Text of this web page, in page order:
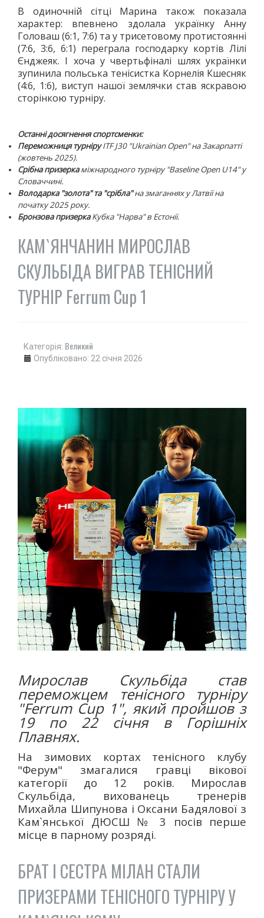
В одиночній сітці Марина також показала
характер: впевнено здолала українку Анну
Головаш (6:1, 7:6) та у трисетовому протистоянні
(7:6, 3:6, 6:1) переграла господарку кортів Лілі
Єнджеяк. І хоча у чвертьфіналі шлях українки
зупинила польська тенісистка Корнелія Кшесняк
(4:6, 1:6), виступ нашої землячки став яскравою
сторінкою турніру.
Останні досягнення спортсменки:
Переможниця турніруITF J30 "Ukrainian Open" на Закарпатті
(жовтень 2025).
Срібна призеркаміжнародного турніру "Baseline Open U14" у
Словаччині.
Володарка "золота" та "срібла"на змаганнях у Латвії на
початку 2025 року.
Бронзова призеркаКубка "Нарва" в Естонії.
КАМ`ЯНЧАНИН МИРОСЛАВ
СКУЛЬБІДА ВИГРАВ ТЕНІСНИЙ
ТУРНІР Ferrum Cup 1
Категорія: Великий
Опубліковано: 22 січня 2026
Мирослав Скульбіда став
переможцем тенісного турніру
"Ferrum Cup 1", який пройшов з
19 по 22 січня в Горішніх
Плавнях.
На зимових кортах тенісного клубу
"Ферум" змагалися гравці вікової
категорії до 12 років. Мирослав
Скульбіда, вихованець тренерів
Михайла Шипунова і Оксани Бадялової з
Кам`янської ДЮСШ № 3 посів перше
місце в парному розряді.
БРАТ І СЕСТРА МІЛАН СТАЛИ
ПРИЗЕРАМИ ТЕНІСНОГО ТУРНІРУ У